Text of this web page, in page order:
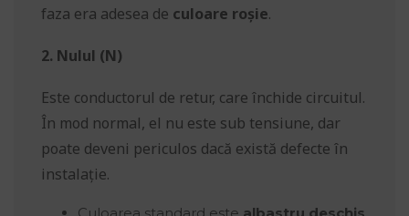
faza era adesea de culoare roșie.
2. Nulul (N)
Este conductorul de retur, care închide circuitul.
În mod normal, el nu este sub tensiune, dar
poate deveni periculos dacă există defecte în
instalație.